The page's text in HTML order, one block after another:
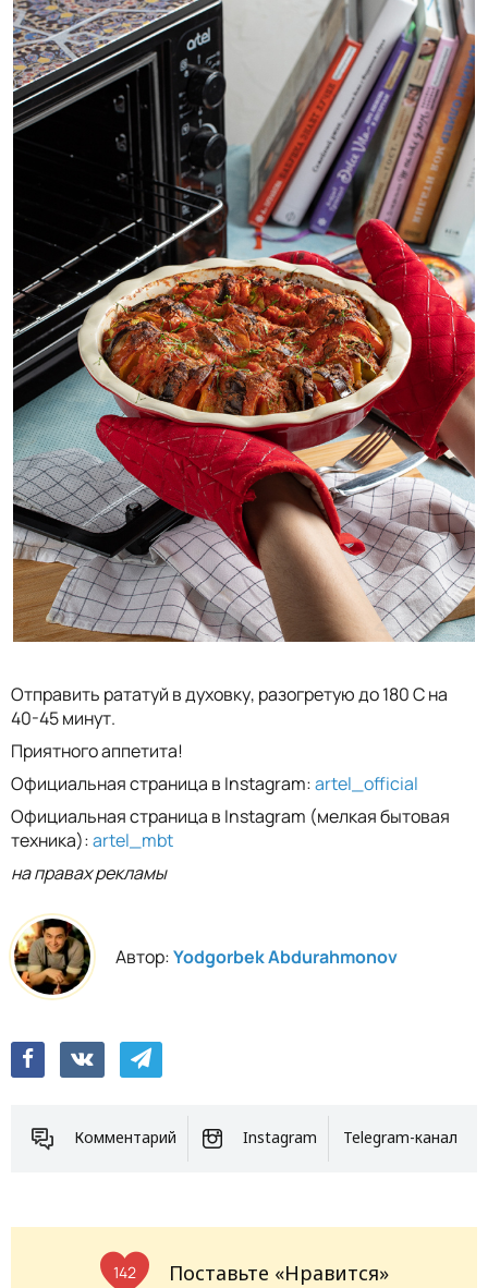
Отправить рататуй в духовку, разогретую до 180 С на
40-45 минут.
Приятного аппетита!
Официальная страница в Instagram:artel_official
Официальная страница в Instagram (мелкая бытовая
техника):artel_mbt
на правах рекламы
Автор:Yodgorbek Abdurahmonov
Комментарий Instagram Telegram-канал
142 Поставьте «Нравится»